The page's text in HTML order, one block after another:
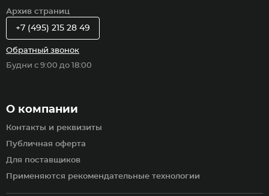
Архив страниц
О компании
Контакты и реквизиты
Публичная оферта
Для поставщиков
Применяются рекомендательные технологии
+7 (495) 215 28 49
Обратный звонок
Будни с 9:00 до 18:00